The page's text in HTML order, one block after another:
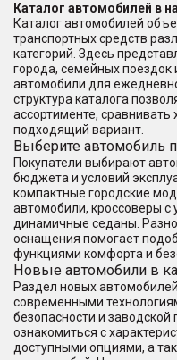
Каталог автомобилей в
Каталог автомобилей
транспортных средств
категорий. Здесь
города, семейных поездок
автомобили для
структура каталога
ассортименте, сравнивать
подходящий вариант.
Выберите автомобиль
Покупатели выбирают
бюджета и условий
компактные городские
автомобили, кроссоверы
динамичные седаны.
оснащения помогает
функциями комфорта и
Новые автомобили в
Раздел новых
современными
безопасности и заводской
ознакомиться с
доступными опциями, а